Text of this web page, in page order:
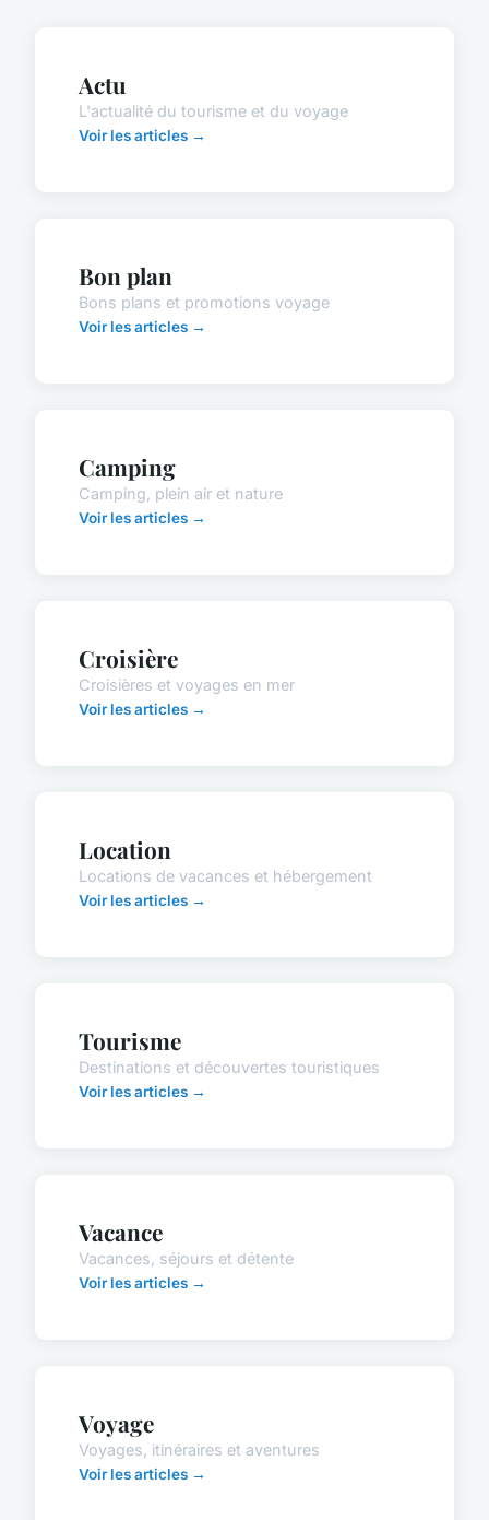
Actu
L'actualité du tourisme et du voyage
Voir les articles →
Bon plan
Bons plans et promotions voyage
Voir les articles →
Camping
Camping, plein air et nature
Voir les articles →
Croisière
Croisières et voyages en mer
Voir les articles →
Location
Locations de vacances et hébergement
Voir les articles →
Tourisme
Destinations et découvertes touristiques
Voir les articles →
Vacance
Vacances, séjours et détente
Voir les articles →
Voyage
Voyages, itinéraires et aventures
Voir les articles →